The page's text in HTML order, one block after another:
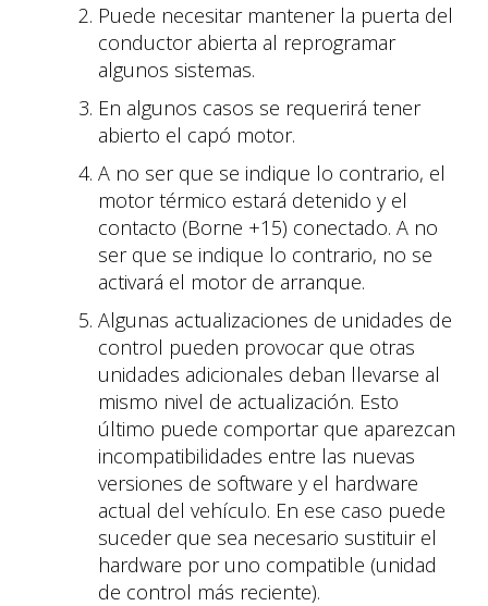
Puede necesitar mantener la puerta del
conductor abierta al reprogramar
algunos sistemas.
En algunos casos se requerirá tener
abierto el capó motor.
A no ser que se indique lo contrario, el
motor térmico estará detenido y el
contacto (Borne +15) conectado. A no
ser que se indique lo contrario, no se
activará el motor de arranque.
Algunas actualizaciones de unidades de
control pueden provocar que otras
unidades adicionales deban llevarse al
mismo nivel de actualización. Esto
último puede comportar que aparezcan
incompatibilidades entre las nuevas
versiones de software y el hardware
actual del vehículo. En ese caso puede
suceder que sea necesario sustituir el
hardware por uno compatible (unidad
de control más reciente).